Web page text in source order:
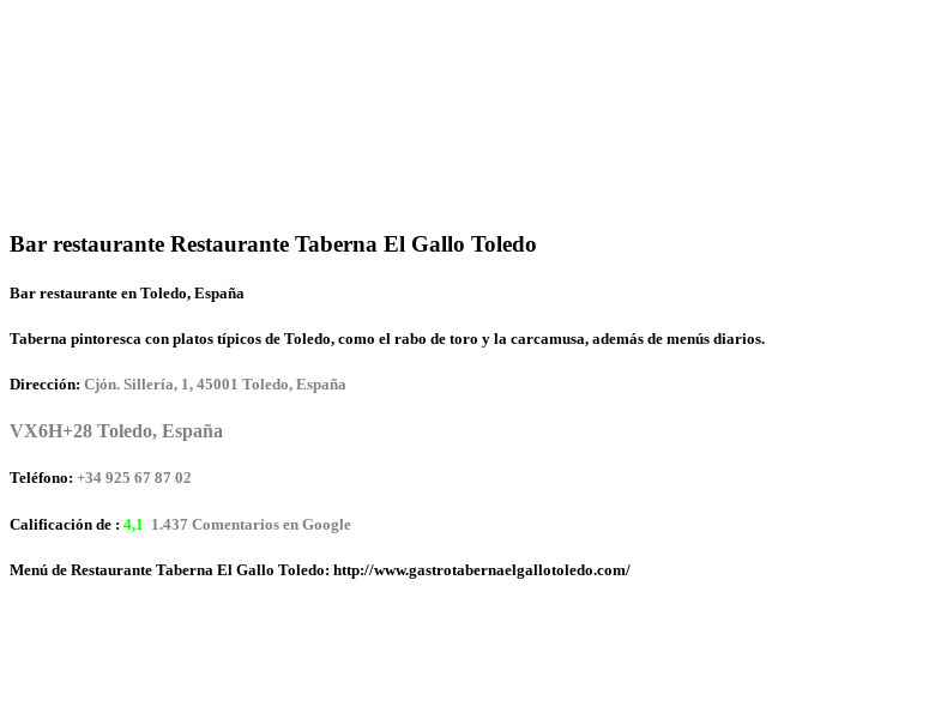
Bar restaurante Restaurante Taberna El Gallo Toledo
Bar restaurante en Toledo, España
Taberna pintoresca con platos típicos de Toledo, como el rabo de toro y la carcamusa, además de menús diarios.
Dirección: Cjón. Sillería, 1, 45001 Toledo, España
VX6H+28 Toledo, España
Teléfono: +34 925 67 87 02
Calificación de : 4,1 1.437 Comentarios en Google
Menú de Restaurante Taberna El Gallo Toledo: http://www.gastrotabernaelgallotoledo.com/